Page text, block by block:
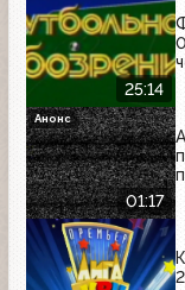
25:14
01:17
Анонс